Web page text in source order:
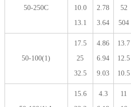
50-250C
10.0
13.1
2.78
3.64
52
504
50-100(1)
17.5
25
32.5
4.86
6.94
9.03
13.7
12.5
10.5
15.6
4.3
11